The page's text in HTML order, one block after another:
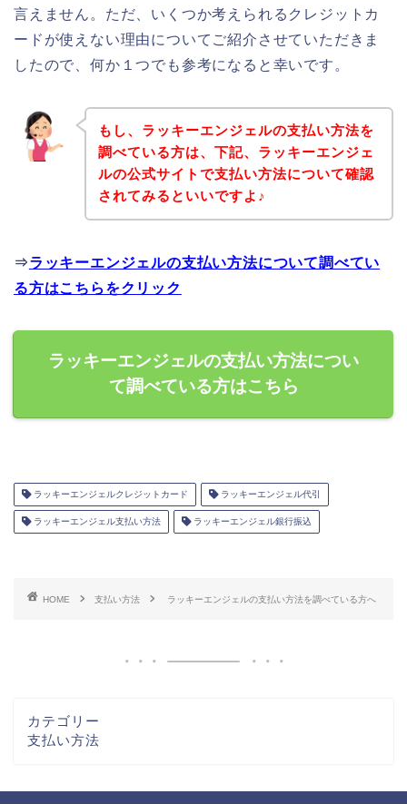
言えません。ただ、いくつか考えられるクレジットカ
ードが使えない理由についてご紹介させていただきま
したので、何か１つでも参考になると幸いです。
もし、ラッキーエンジェルの支払い方法を
調べている方は、下記、ラッキーエンジェ
ルの公式サイトで支払い方法について確認
されてみるといいですよ♪
⇒ラッキーエンジェルの支払い方法について調べてい
る方はこちらをクリック
ラッキーエンジェルの支払い方法につい
て調べている方はこちら
ラッキーエンジェルクレジットカード ラッキーエンジェル代引
ラッキーエンジェル支払い方法 ラッキーエンジェル銀行振込
HOME 支払い方法 ラッキーエンジェルの支払い方法を調べている方へ
カテゴリー
支払い方法